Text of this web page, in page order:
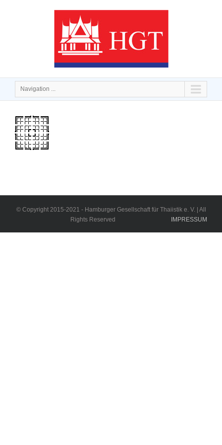
Navigation ...
© Copyright 2015-2021 - Hamburger Gesellschaft für Thaiistik e. V. | All
Rights Reserved
IMPRESSUM